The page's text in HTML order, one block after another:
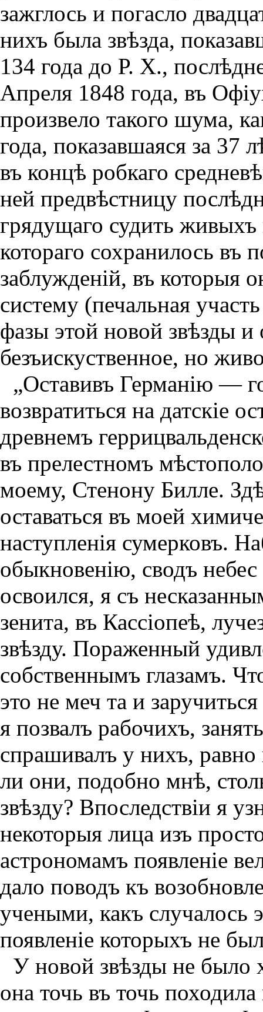
зажглось и погасло
нихъ была звѣзда,
134 года до Р. X.,
Апреля 1848 года, въ
произвело такого шума,
года, показавшаяся за 37
въ концѣ робкаго
ней предвѣстницу
грядущаго судить
котораго сохранилось въ
заблужденiй, въ которыя
систему (печальная
фазы этой новой звѣзды и
безъискуственное, но
„Оставивъ Германiю —
возвратиться на датскiе
древнемъ
въ прелестномъ
моему, Стенону Билле.
оставаться въ моей
наступленiя сумерковъ.
обыкновенiю, сводъ
освоился, я съ
зенита, въ Кассiопеѣ,
звѣзду. Пораженный
собственнымъ глазамъ.
это не меч та и
я позвалъ рабочихъ,
спрашивалъ у нихъ,
ли они, подобно мнѣ,
звѣзду? Впоследствiи я
некоторыя лица изъ
астрономамъ появленiе
дало поводъ къ
учеными, какъ случалось
появленiе которыхъ не
У новой звѣзды не было
она точь въ точь